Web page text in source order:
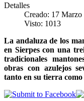
Detalles
Creado: 17 Marzo
Visto: 1013
La andaluza de los
en Sierpes con una
tradicionales
obras con azulejos
tanto en su tierra como